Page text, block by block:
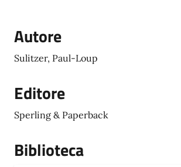
Autore
Sulitzer, Paul-Loup
Editore
Sperling & Paperback
Biblioteca